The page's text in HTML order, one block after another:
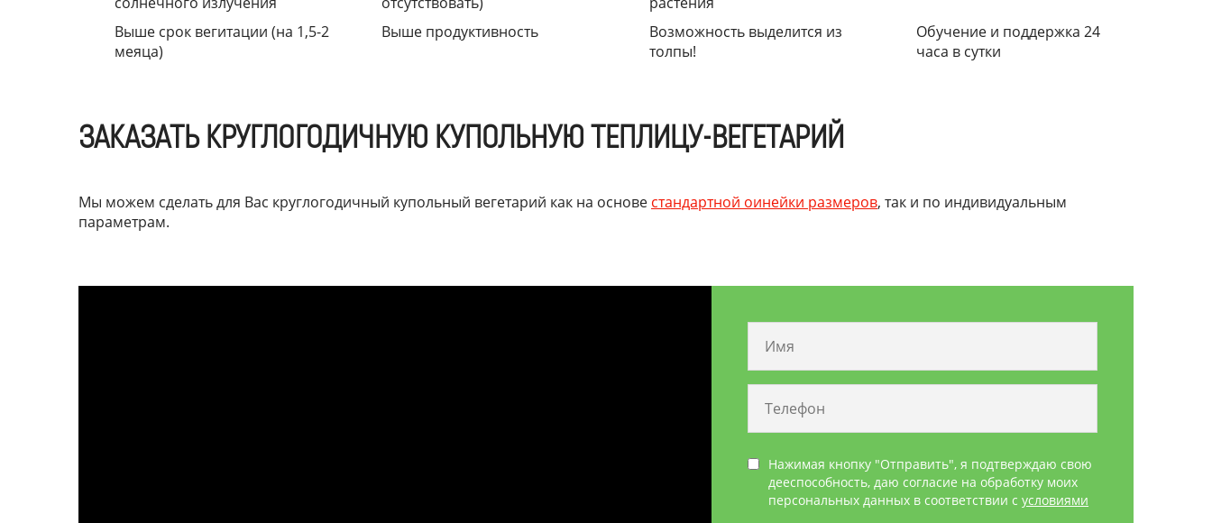
Выше срок вегитации (на 1,5-2
меяца)
Выше продуктивность
Возможность выделится из
толпы!
Обучение и поддержка 24
часа в сутки
ЗАКАЗАТЬ КРУГЛОГОДИЧНУЮ КУПОЛЬНУЮ ТЕПЛИЦУ-ВЕГЕТАРИЙ
Мы можем сделать для Вас круглогодичный купольный вегетарий как на основе стандартной оинейки размеров, так и по индивидуальным
параметрам.
Нажимая кнопку "Отправить", я подтверждаю свою
дееспособность, даю согласие на обработку моих
персональных данных в соответствии сусловиями